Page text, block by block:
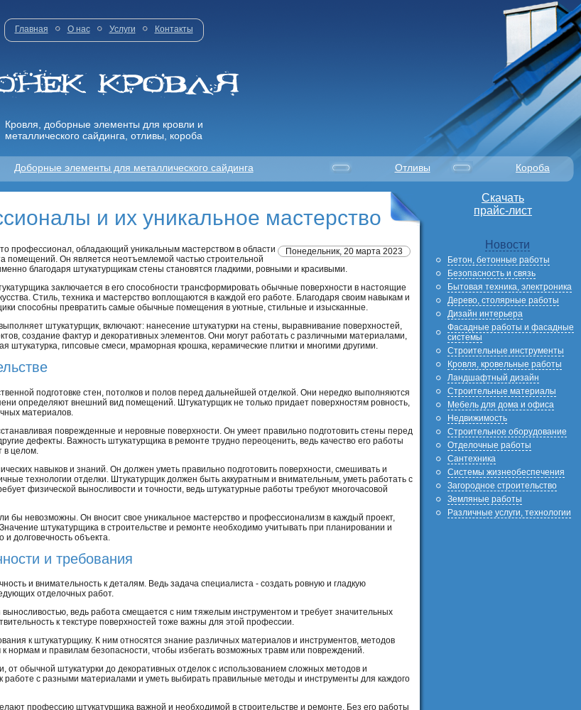
Главная О нас Услуги Контакты
Кровля, доборные элементы для кровли и
металлического сайдинга, отливы, короба
Доборные элементы для металлического сайдинга Отливы Короба
и их уникальное мастерство
Понедельник, 20 марта 2023
профессионал, обладающий уникальным мастерством в области
помещений. Он является неотъемлемой частью строительной
благодаря штукатурщикам стены становятся гладкими, ровными и красивыми.
заключается в его способности трансформировать обычные поверхности в настоящие
Стиль, техника и мастерство воплощаются в каждой его работе. Благодаря своим навыкам и
способны превратить самые обычные помещения в уютные, стильные и изысканные.
штукатурщик, включают: нанесение штукатурки на стены, выравнивание поверхностей,
создание фактур и декоративных элементов. Они могут работать с различными материалами,
штукатурка, гипсовые смеси, мраморная крошка, керамические плитки и многими другими.
подготовке стен, потолков и полов перед дальнейшей отделкой. Они нередко выполняются
определяют внешний вид помещений. Штукатурщик не только придает поверхностям ровность,
материалов.
поврежденные и неровные поверхности. Он умеет правильно подготовить стены перед
дефекты. Важность штукатурщика в ремонте трудно переоценить, ведь качество его работы
в целом.
навыков и знаний. Он должен уметь правильно подготовить поверхности, смешивать и
технологии отделки. Штукатурщик должен быть аккуратным и внимательным, уметь работать с
физической выносливости и точности, ведь штукатурные работы требуют многочасовой
бы невозможны. Он вносит свое уникальное мастерство и профессионализм в каждый проект,
штукатурщика в строительстве и ремонте необходимо учитывать при планировании и
долговечность объекта.
и требования
и внимательность к деталям. Ведь задача специалиста - создать ровную и гладкую
отделочных работ.
ведь работа смещается с ним тяжелым инструментом и требует значительных
к текстуре поверхностей тоже важны для этой профессии.
к штукатурщику. К ним относятся знание различных материалов и инструментов, методов
нормам и правилам безопасности, чтобы избегать возможных травм или повреждений.
от обычной штукатурки до декоративных отделок с использованием сложных методов и
работе с разными материалами и уметь выбирать правильные методы и инструменты для каждого
профессию штукатурщика важной и необходимой в строительстве и ремонте. Без его работы
Скачать
прайс-лист
Новости
Бетон, бетонные работы
Безопасность и связь
Бытовая техника, электроника
Дерево, столярные работы
Дизайн интерьера
Фасадные работы и фасадные
системы
Строительные инструменты
Кровля, кровельные работы
Ландшафтный дизайн
Строительные материалы
Мебель для дома и офиса
Недвижимость
Строительное оборудование
Отделочные работы
Сантехника
Системы жизнеобеспечения
Загородное строительство
Земляные работы
Различные услуги, технологии